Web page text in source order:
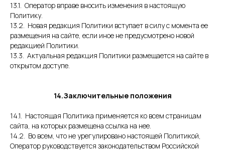
13.1. Оператор вправе вносить изменения в настоящую
Политику.
13.2. Новая редакция Политики вступает в силу с момента ее
размещения на сайте, если иное не предусмотрено новой
редакцией Политики.
13.3. Актуальная редакция Политики размещается на сайте в
открытом доступе.
14.Заключительные положения
14.1. Настоящая Политика применяется ко всем страницам
сайта, на которых размещена ссылка на нее.
14.2. Во всем, что не урегулировано настоящей Политикой,
Оператор руководствуется законодательством Российской